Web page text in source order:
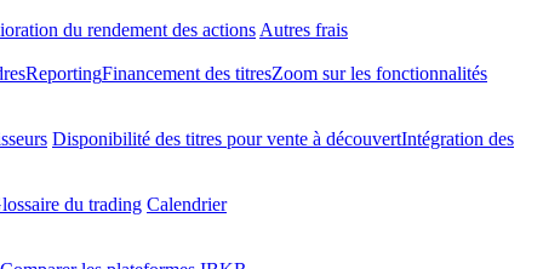
du rendement des actions Autres frais
ReportingFinancement des titresZoom sur les fonctionnalités
Disponibilité des titres pour vente à découvertIntégration des
du trading Calendrier